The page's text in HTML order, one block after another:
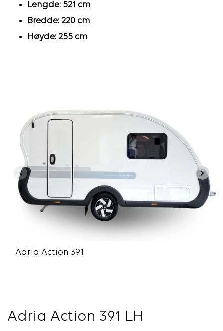
Lengde: 521 cm
Bredde: 220 cm
Høyde: 255 cm
Adria Action 391
Adria Action 391 LH